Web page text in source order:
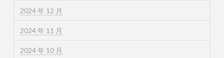
2024 年 12 月
2024 年 11 月
2024 年 10 月